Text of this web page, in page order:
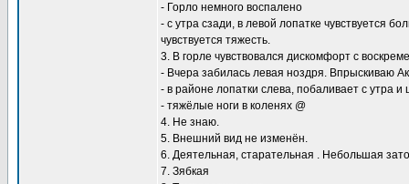
- Горло немного воспалено
- с утра сзади, в левой лопатке чувствуется
чувствуется тяжесть.
3. В горле чувствовался дискомфорт с
- Вчера забилась левая ноздря. Впрыскиваю
- в районе лопатки слева, побаливает с утра и
- тяжёлые ноги в коленях @
4.​ Не знаю.
5. Внешний вид не изменён.
6. Деятельная, старательная . Небольшая
7. Зябкая